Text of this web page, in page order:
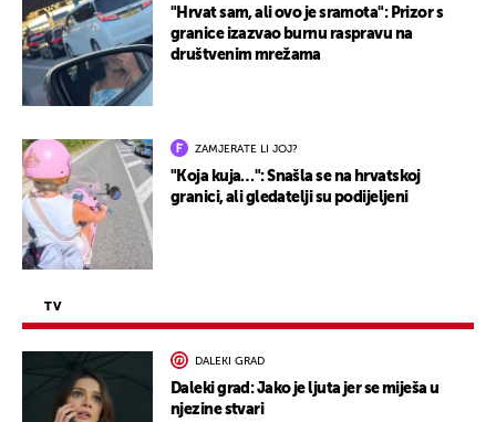
"Hrvat sam, ali ovo je sramota": Prizor s
granice izazvao burnu raspravu na
društvenim mrežama
ZAMJERATE LI JOJ?
"Koja kuja…": Snašla se na hrvatskoj
granici, ali gledatelji su podijeljeni
TV
DALEKI GRAD
Daleki grad: Jako je ljuta jer se miješa u
njezine stvari